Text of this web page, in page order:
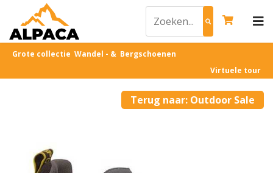
Grote collectie Wandel - & Bergschoenen
Virtuele tour
Terug naar: Outdoor Sale